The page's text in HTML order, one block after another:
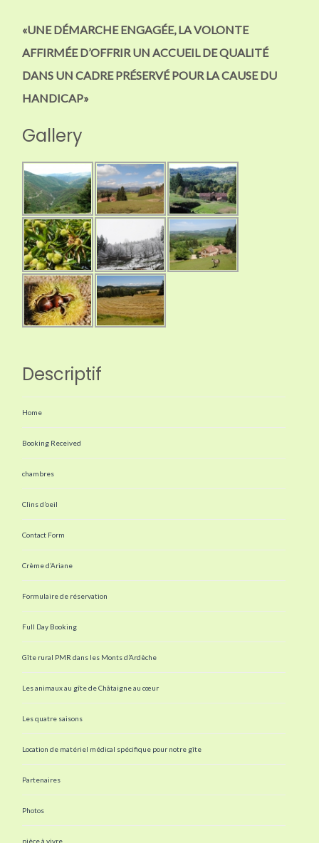
«UNE DÉMARCHE ENGAGÉE, LA VOLONTE
AFFIRMÉE D’OFFRIR UN ACCUEIL DE QUALITÉ
DANS UN CADRE PRÉSERVÉ POUR LA CAUSE DU
HANDICAP»
Gallery
Descriptif
Home
Booking Received
chambres
Clins d’oeil
Contact Form
Crème d’Ariane
Formulaire de réservation
Full Day Booking
Gîte rural PMR dans les Monts d’Ardèche
Les animaux au gîte de Châtaigne au cœur
Les quatre saisons
Location de matériel médical spécifique pour notre gîte
Partenaires
Photos
pièce à vivre